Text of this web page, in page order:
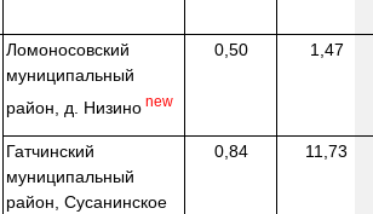
Ломоносовский
муниципальный
район, д. Низино new
0,50 1,47
Гатчинский
муниципальный
район, Сусанинское
0,84 11,73